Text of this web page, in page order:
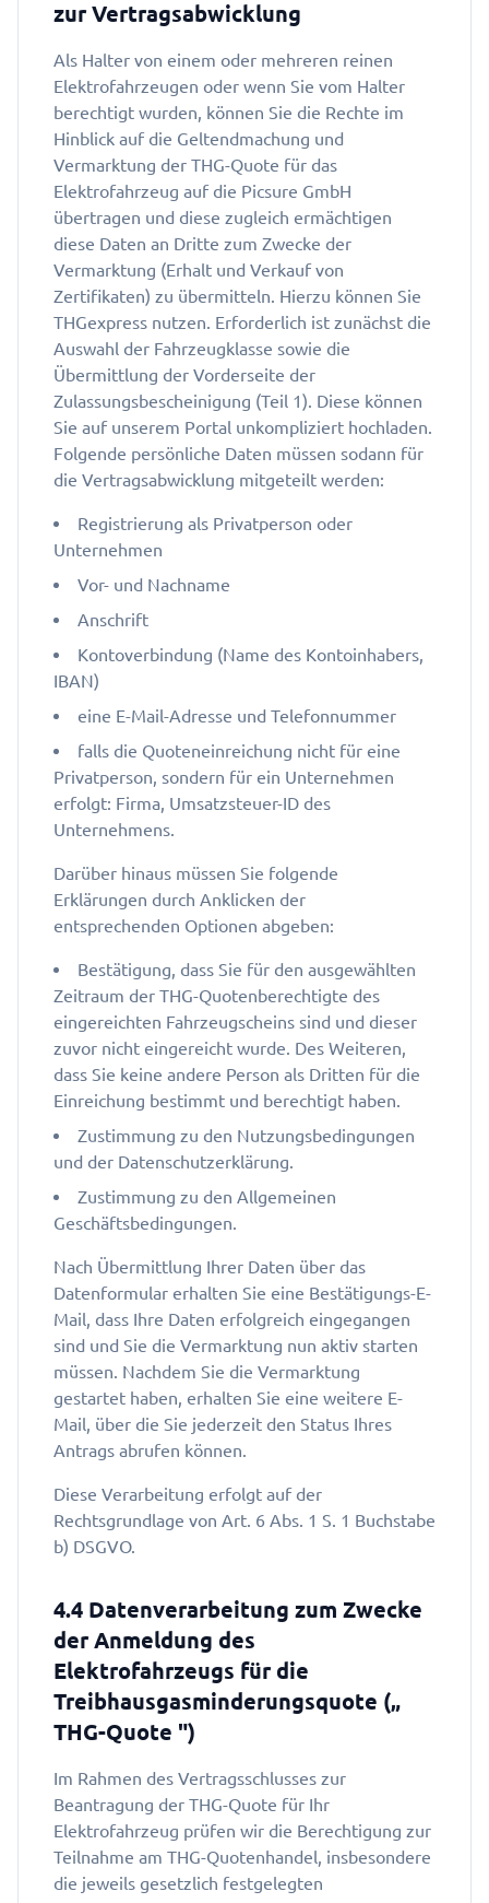
zur Vertragsabwicklung
Als Halter von einem oder mehreren reinen
Elektrofahrzeugen oder wenn Sie vom Halter
berechtigt wurden, können Sie die Rechte im
Hinblick auf die Geltendmachung und
Vermarktung der THG-Quote für das
Elektrofahrzeug auf die Picsure GmbH
übertragen und diese zugleich ermächtigen
diese Daten an Dritte zum Zwecke der
Vermarktung (Erhalt und Verkauf von
Zertifikaten) zu übermitteln. Hierzu können Sie
THGexpress nutzen. Erforderlich ist zunächst die
Auswahl der Fahrzeugklasse sowie die
Übermittlung der Vorderseite der
Zulassungsbescheinigung (Teil 1). Diese können
Sie auf unserem Portal unkompliziert hochladen.
Folgende persönliche Daten müssen sodann für
die Vertragsabwicklung mitgeteilt werden:
Registrierung als Privatperson oder
Unternehmen
Vor- und Nachname
Anschrift
Kontoverbindung (Name des Kontoinhabers,
IBAN)
eine E-Mail-Adresse und Telefonnummer
falls die Quoteneinreichung nicht für eine
Privatperson, sondern für ein Unternehmen
erfolgt: Firma, Umsatzsteuer-ID des
Unternehmens.
Darüber hinaus müssen Sie folgende
Erklärungen durch Anklicken der
entsprechenden Optionen abgeben:
Bestätigung, dass Sie für den ausgewählten
Zeitraum der THG-Quotenberechtigte des
eingereichten Fahrzeugscheins sind und dieser
zuvor nicht eingereicht wurde. Des Weiteren,
dass Sie keine andere Person als Dritten für die
Einreichung bestimmt und berechtigt haben.
Zustimmung zu den Nutzungsbedingungen
und der Datenschutzerklärung.
Zustimmung zu den Allgemeinen
Geschäftsbedingungen.
Nach Übermittlung Ihrer Daten über das
Datenformular erhalten Sie eine Bestätigungs-E-
Mail, dass Ihre Daten erfolgreich eingegangen
sind und Sie die Vermarktung nun aktiv starten
müssen. Nachdem Sie die Vermarktung
gestartet haben, erhalten Sie eine weitere E-
Mail, über die Sie jederzeit den Status Ihres
Antrags abrufen können.
Diese Verarbeitung erfolgt auf der
Rechtsgrundlage von Art. 6 Abs. 1 S. 1 Buchstabe
b) DSGVO.
4.4 Datenverarbeitung zum Zwecke
der Anmeldung des
Elektrofahrzeugs für die
Treibhausgasminderungsquote („
THG-Quote ")
Im Rahmen des Vertragsschlusses zur
Beantragung der THG-Quote für Ihr
Elektrofahrzeug prüfen wir die Berechtigung zur
Teilnahme am THG-Quotenhandel, insbesondere
die jeweils gesetzlich festgelegten